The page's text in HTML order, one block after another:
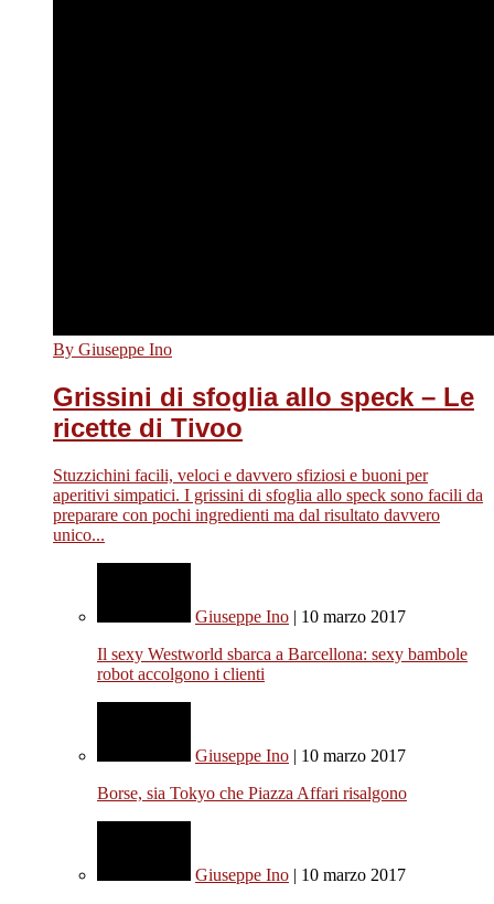
By Giuseppe Ino
Grissini di sfoglia allo speck – Le
ricette di Tivoo
Stuzzichini facili, veloci e davvero sfiziosi e buoni per
aperitivi simpatici. I grissini di sfoglia allo speck sono facili da
preparare con pochi ingredienti ma dal risultato davvero
unico...
Giuseppe Ino | 10 marzo 2017
Il sexy Westworld sbarca a Barcellona: sexy bambole
robot accolgono i clienti
Giuseppe Ino | 10 marzo 2017
Borse, sia Tokyo che Piazza Affari risalgono
Giuseppe Ino | 10 marzo 2017